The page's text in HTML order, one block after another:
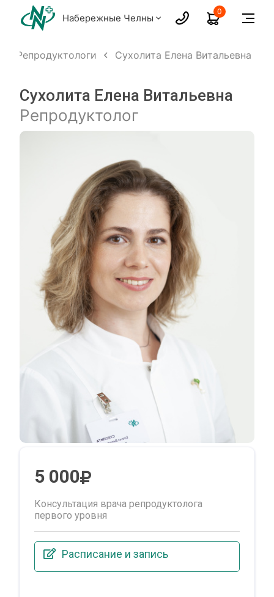
Набережные Челны
0
Репродуктологи Сухолита Елена Витальевна
Сухолита Елена Витальевна
Репродуктолог
5 000
Консультация врача репродуктолога
первого уровня
Расписание и запись